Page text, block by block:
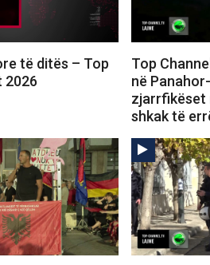
të ditës – Top
2026
Top
në
zjarrfikëset
shkak të